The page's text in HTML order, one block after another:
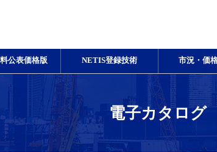
公表価格版 NETIS登録技術 市況・価
電子カタログ